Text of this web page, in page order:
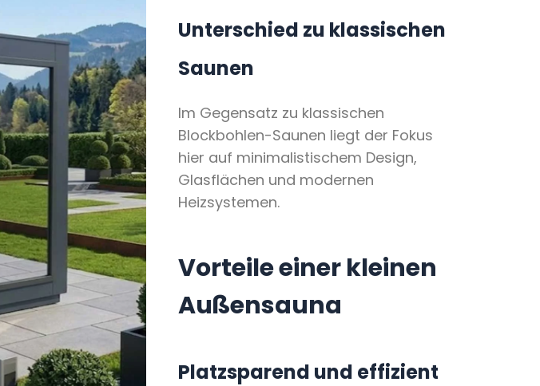
Unterschied zu klassischen
Saunen
Im Gegensatz zu klassischen
Blockbohlen-Saunen liegt der Fokus
hier auf minimalistischem Design,
Glasflächen und modernen
Heizsystemen.
Vorteile einer kleinen
Außensauna
Platzsparend und effizient